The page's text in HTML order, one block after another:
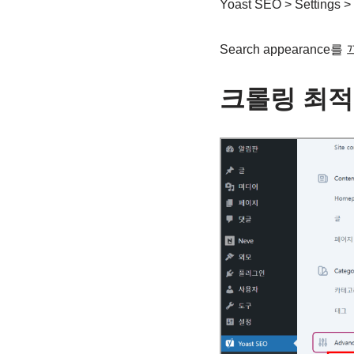
Yoast SEO > Settings
Search appearance를
크롤링 최